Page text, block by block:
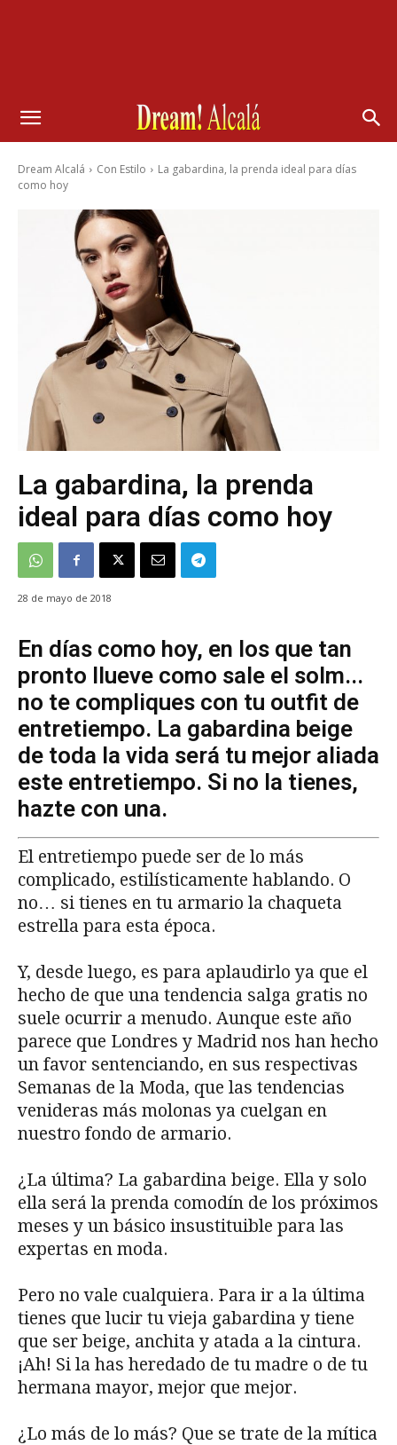
Dream Alcalá Con Estilo
La gabardina, la prenda ideal para días
como hoy
La gabardina, la prenda
ideal para días como hoy
28 de mayo de 2018
En días como hoy, en los que tan
pronto llueve como sale el solm...
no te compliques con tu outfit de
entretiempo. La gabardina beige
de toda la vida será tu mejor aliada
este entretiempo. Si no la tienes,
hazte con una.
El entretiempo puede ser de lo más
complicado, estilísticamente hablando. O
no… si tienes en tu armario la chaqueta
estrella para esta época.
Y, desde luego, es para aplaudirlo ya que el
hecho de que una tendencia salga gratis no
suele ocurrir a menudo. Aunque este año
parece que Londres y Madrid nos han hecho
un favor sentenciando, en sus respectivas
Semanas de la Moda, que las tendencias
venideras más molonas ya cuelgan en
nuestro fondo de armario.
¿La última? La gabardina beige. Ella y solo
ella será la prenda comodín de los próximos
meses y un básico insustituible para las
expertas en moda.
Pero no vale cualquiera. Para ir a la última
tienes que lucir tu vieja gabardina y tiene
que ser beige, anchita y atada a la cintura.
¡Ah! Si la has heredado de tu madre o de tu
hermana mayor, mejor que mejor.
¿Lo más de lo más? Que se trate de la mítica